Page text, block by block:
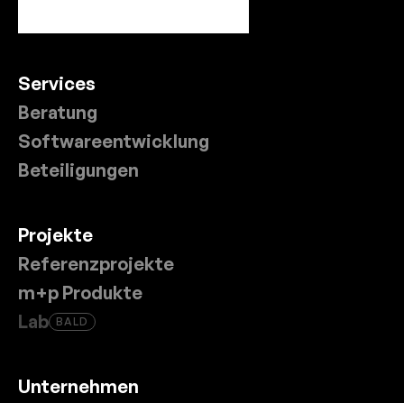
Services
Beratung
Softwareentwicklung
Beteiligungen
Projekte
Referenzprojekte
m+p Produkte
Lab BALD
Unternehmen